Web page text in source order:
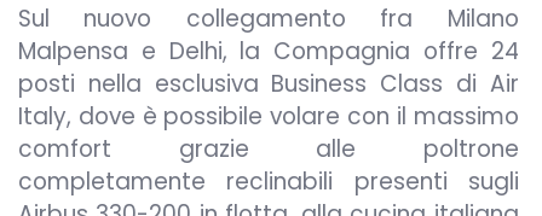
Sul nuovo collegamento fra Milano
Malpensa e Delhi, la Compagnia offre 24
posti nella esclusiva Business Class di Air
Italy, dove è possibile volare con il massimo
comfort grazie alle poltrone
completamente reclinabili presenti sugli